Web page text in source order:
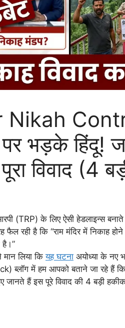
पर भड़के हिंदू!
विवाद (4
के लिए ऐसी हेडलाइन्स बनाते
रही है कि “राम मंदिर में निकाह
है।”
लिया कियह घटना अयोध्या के नए
में हम आपको बताने जा रहे हैं कि
जानते हैं इस पूरे विवाद की 4 बड़ी